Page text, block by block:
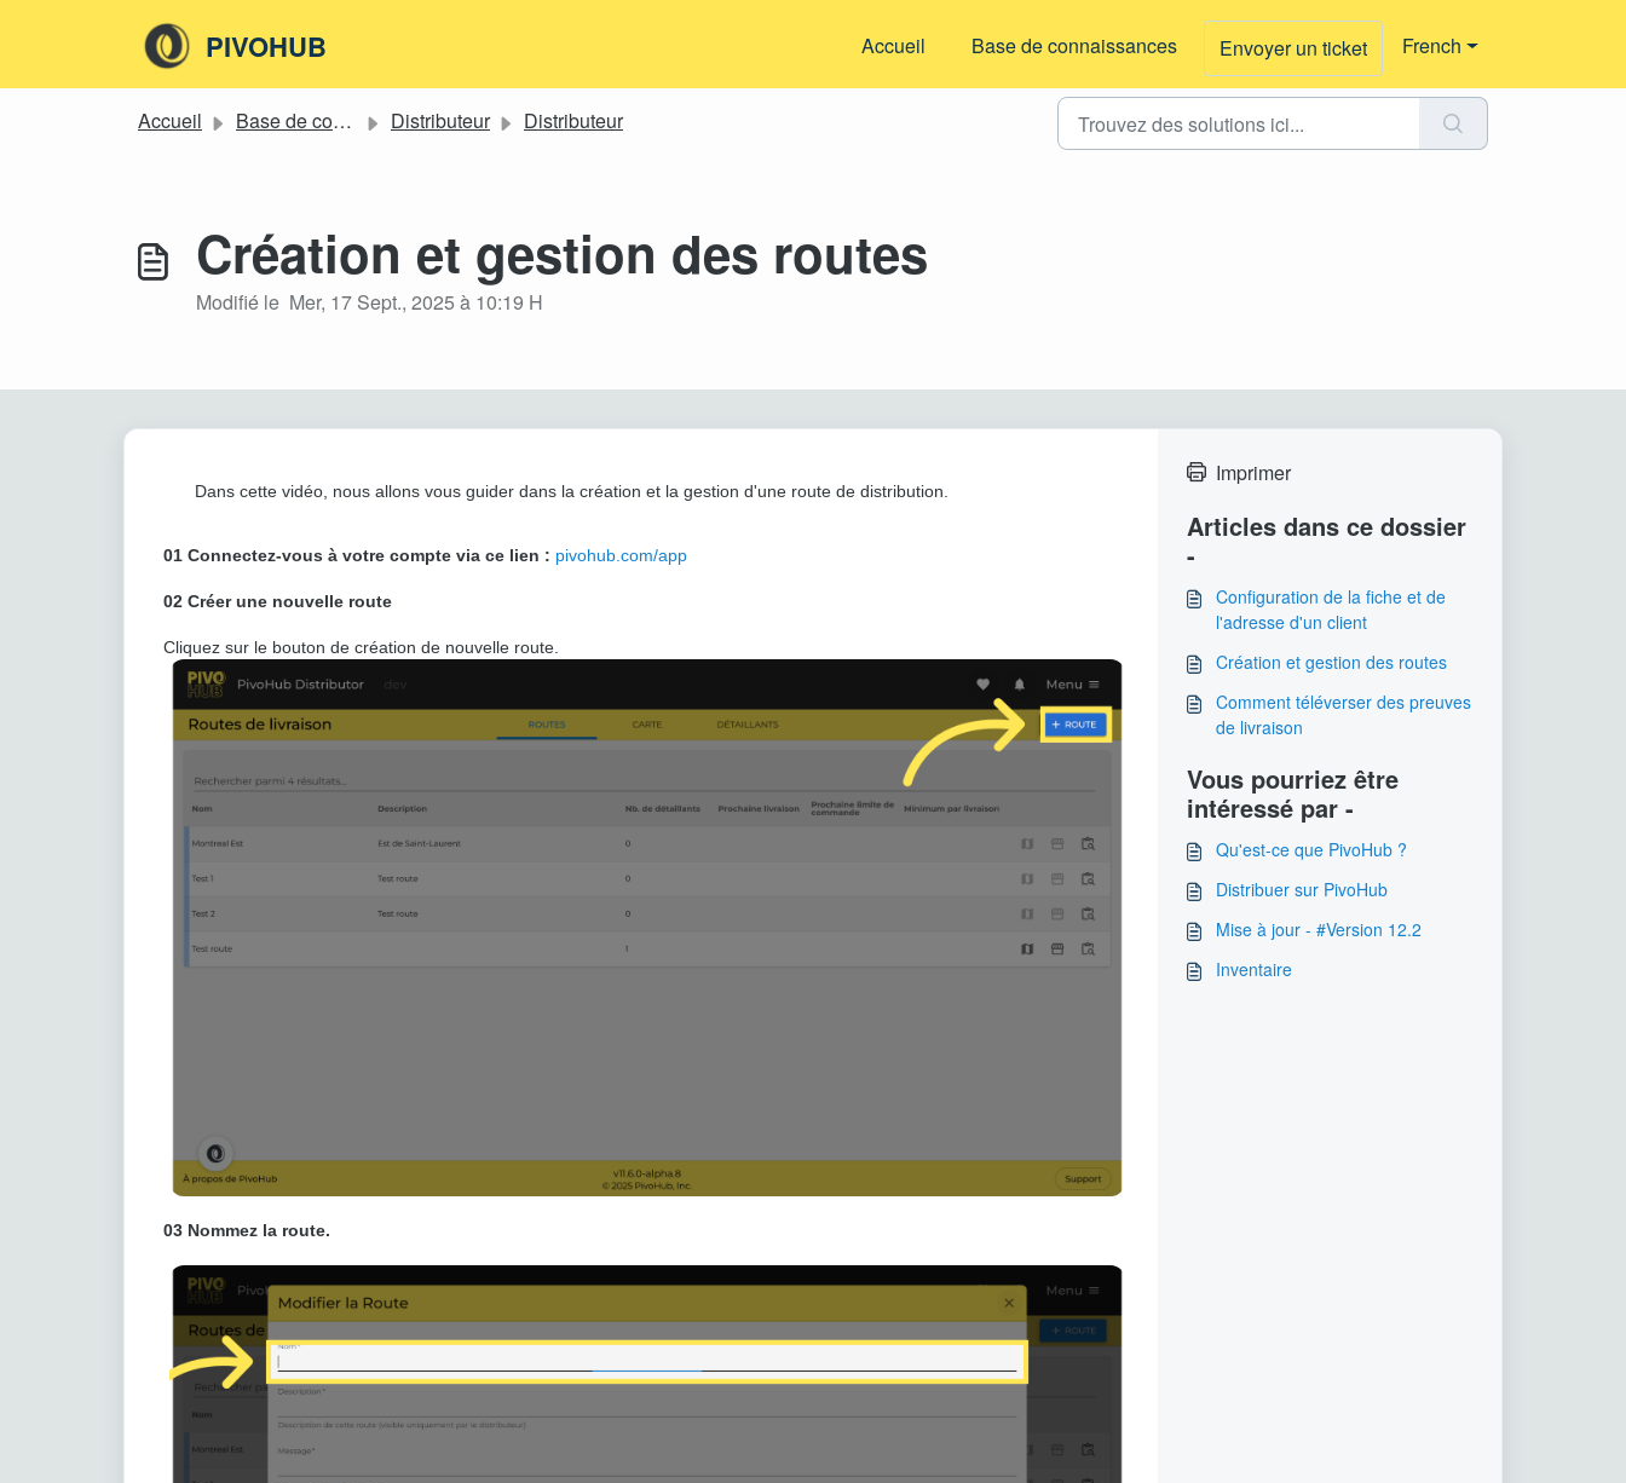
PIVOHUB Accueil Base de connaissances Envoyer un ticket French
Accueil Base de connaissances Distributeur Distributeur
Création et gestion des routes
Modifié le Mer, 17 Sept., 2025 à 10:19 H
Dans cette vidéo, nous allons vous guider dans la création et la gestion d'une route de distribution.
01 Connectez-vous à votre compte via ce lien : pivohub.com/app
02 Créer une nouvelle route
Cliquez sur le bouton de création de nouvelle route.
03 Nommez la route.
Imprimer
Articles dans ce dossier
-
Configuration de la fiche et de
l'adresse d'un client
Création et gestion des routes
Comment téléverser des preuves
de livraison
Vous pourriez être
intéressé par -
Qu'est-ce que PivoHub ?
Distribuer sur PivoHub
Mise à jour - #Version 12.2
Inventaire